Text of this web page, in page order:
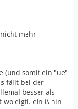
mehr
(und somit ein "ue"
fällt bei der
besser als
wo eigtl. ein ß hin